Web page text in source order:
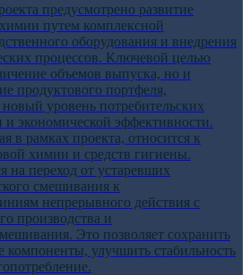
предусмотрено развитие
путем комплексной
оборудования и внедрения
процессов. Ключевой целью
объемов выпуска, но и
продуктового портфеля,
уровень потребительских
и экономической эффективности.
в рамках проекта, относится к
химии и средств гигиены.
на переход от устаревших
смешивания к
непрерывного действия с
производства и
Это позволяет сохранить
компоненты, улучшить стабильность